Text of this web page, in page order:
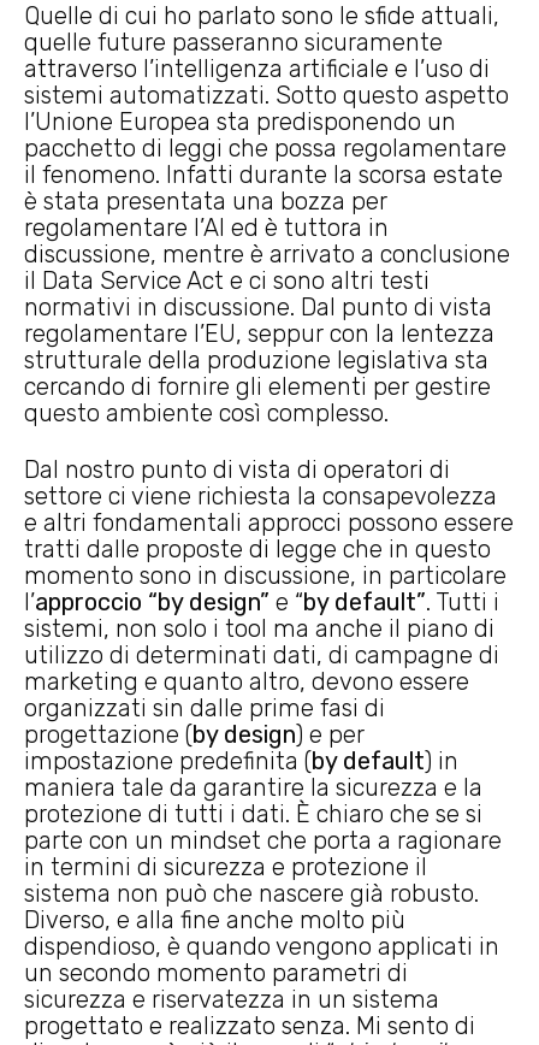
Quelle di cui ho parlato sono le sfide attuali,
quelle future passeranno sicuramente
attraverso l’intelligenza artificiale e l’uso di
sistemi automatizzati. Sotto questo aspetto
l’Unione Europea sta predisponendo un
pacchetto di leggi che possa regolamentare
il fenomeno. Infatti durante la scorsa estate
è stata presentata una bozza per
regolamentare l’AI ed è tuttora in
discussione, mentre è arrivato a conclusione
il Data Service Act e ci sono altri testi
normativi in discussione. Dal punto di vista
regolamentare l’EU, seppur con la lentezza
strutturale della produzione legislativa sta
cercando di fornire gli elementi per gestire
questo ambiente così complesso.
Dal nostro punto di vista di operatori di
settore ci viene richiesta la consapevolezza
e altri fondamentali approcci possono essere
tratti dalle proposte di legge che in questo
momento sono in discussione, in particolare
l’approccio “by design” e “by default”. Tutti i
sistemi, non solo i tool ma anche il piano di
utilizzo di determinati dati, di campagne di
marketing e quanto altro, devono essere
organizzati sin dalle prime fasi di
progettazione (by design) e per
impostazione predefinita (by default) in
maniera tale da garantire la sicurezza e la
protezione di tutti i dati. È chiaro che se si
parte con un mindset che porta a ragionare
in termini di sicurezza e protezione il
sistema non può che nascere già robusto.
Diverso, e alla fine anche molto più
dispendioso, è quando vengono applicati in
un secondo momento parametri di
sicurezza e riservatezza in un sistema
progettato e realizzato senza. Mi sento di